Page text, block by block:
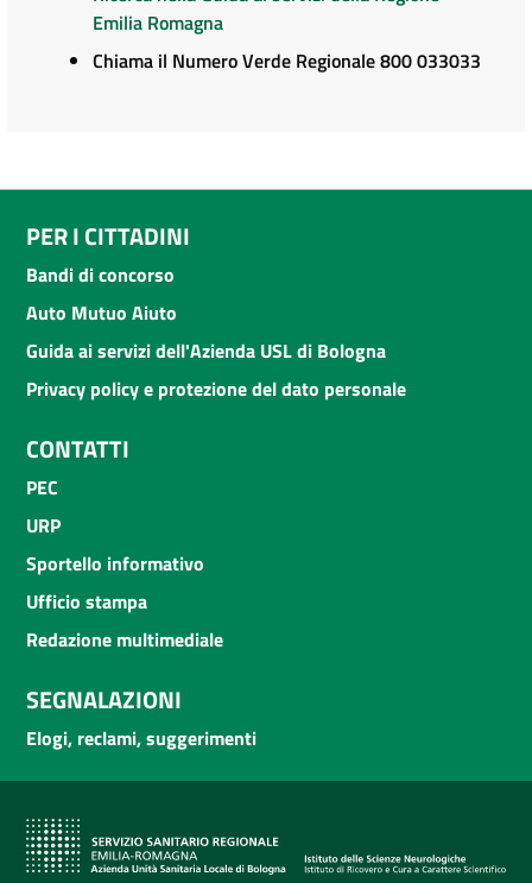
Emilia Romagna
Chiama il Numero Verde Regionale 800 033033
PER I CITTADINI
Bandi di concorso
Auto Mutuo Aiuto
Guida ai servizi dell'Azienda USL di Bologna
Privacy policy e protezione del dato personale
CONTATTI
PEC
URP
Sportello informativo
Ufficio stampa
Redazione multimediale
SEGNALAZIONI
Elogi, reclami, suggerimenti